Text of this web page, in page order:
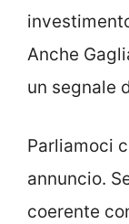
Anche
un segnale
Parliamoci
annuncio.
coerente